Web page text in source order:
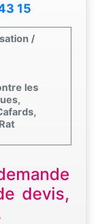
15
/
les
devis,